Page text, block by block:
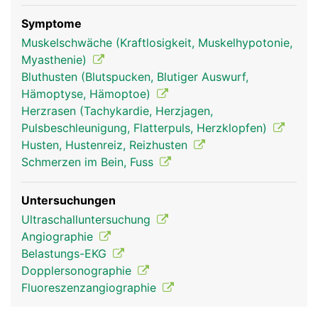
sammelt das Blut aus der oberen Körperhälfte
(Kopf, Hals, Arme, Brust), die untere Hohlvene
sammelt das Blut aus der unteren Körperhälfte
(Beine, Beckenorgane und Bauchraum).
hohlvenen mann
Symptome
Muskelschwäche (Kraftlosigkeit, Muskelhypotonie,
Myasthenie)
Bluthusten (Blutspucken, Blutiger Auswurf,
Hämoptyse, Hämoptoe)
Herzrasen (Tachykardie, Herzjagen,
Pulsbeschleunigung, Flatterpuls, Herzklopfen)
Husten, Hustenreiz, Reizhusten
Schmerzen im Bein, Fuss
Untersuchungen
Ultraschalluntersuchung
Angiographie
Belastungs-EKG
Dopplersonographie
Fluoreszenzangiographie